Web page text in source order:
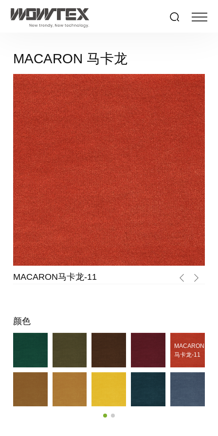
MACARON 马卡龙
MACARON马卡龙-11
颜色
MACARON
马卡龙-11